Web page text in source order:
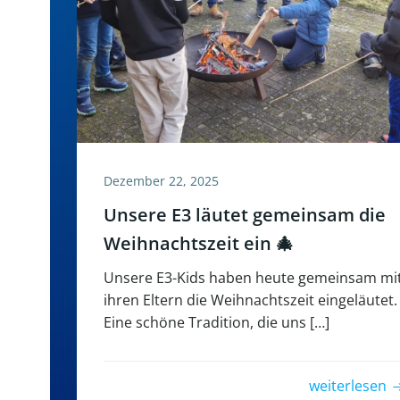
Dezember 22, 2025
Unsere E3 läutet gemeinsam die
Weihnachtszeit ein 🎄
Unsere E3-Kids haben heute gemeinsam
ihren Eltern die Weihnachtszeit eingeläutet.
Eine schöne Tradition, die uns […]
weiterlesen